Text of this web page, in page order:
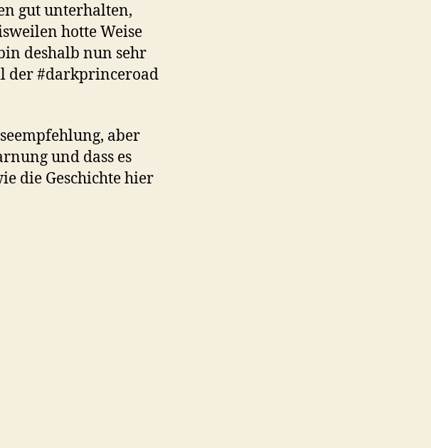
gut unterhalten,
hotte Weise
deshalb nun sehr
der #darkprinceroad
aber
und dass es
die Geschichte hier